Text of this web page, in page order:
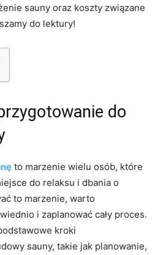
sauny oraz koszty związane
do lektury!
do
to marzenie wielu osób, które
do relaksu i dbania o
to marzenie, warto
i zaplanować cały proces.
kroki
sauny, takie jak planowanie,